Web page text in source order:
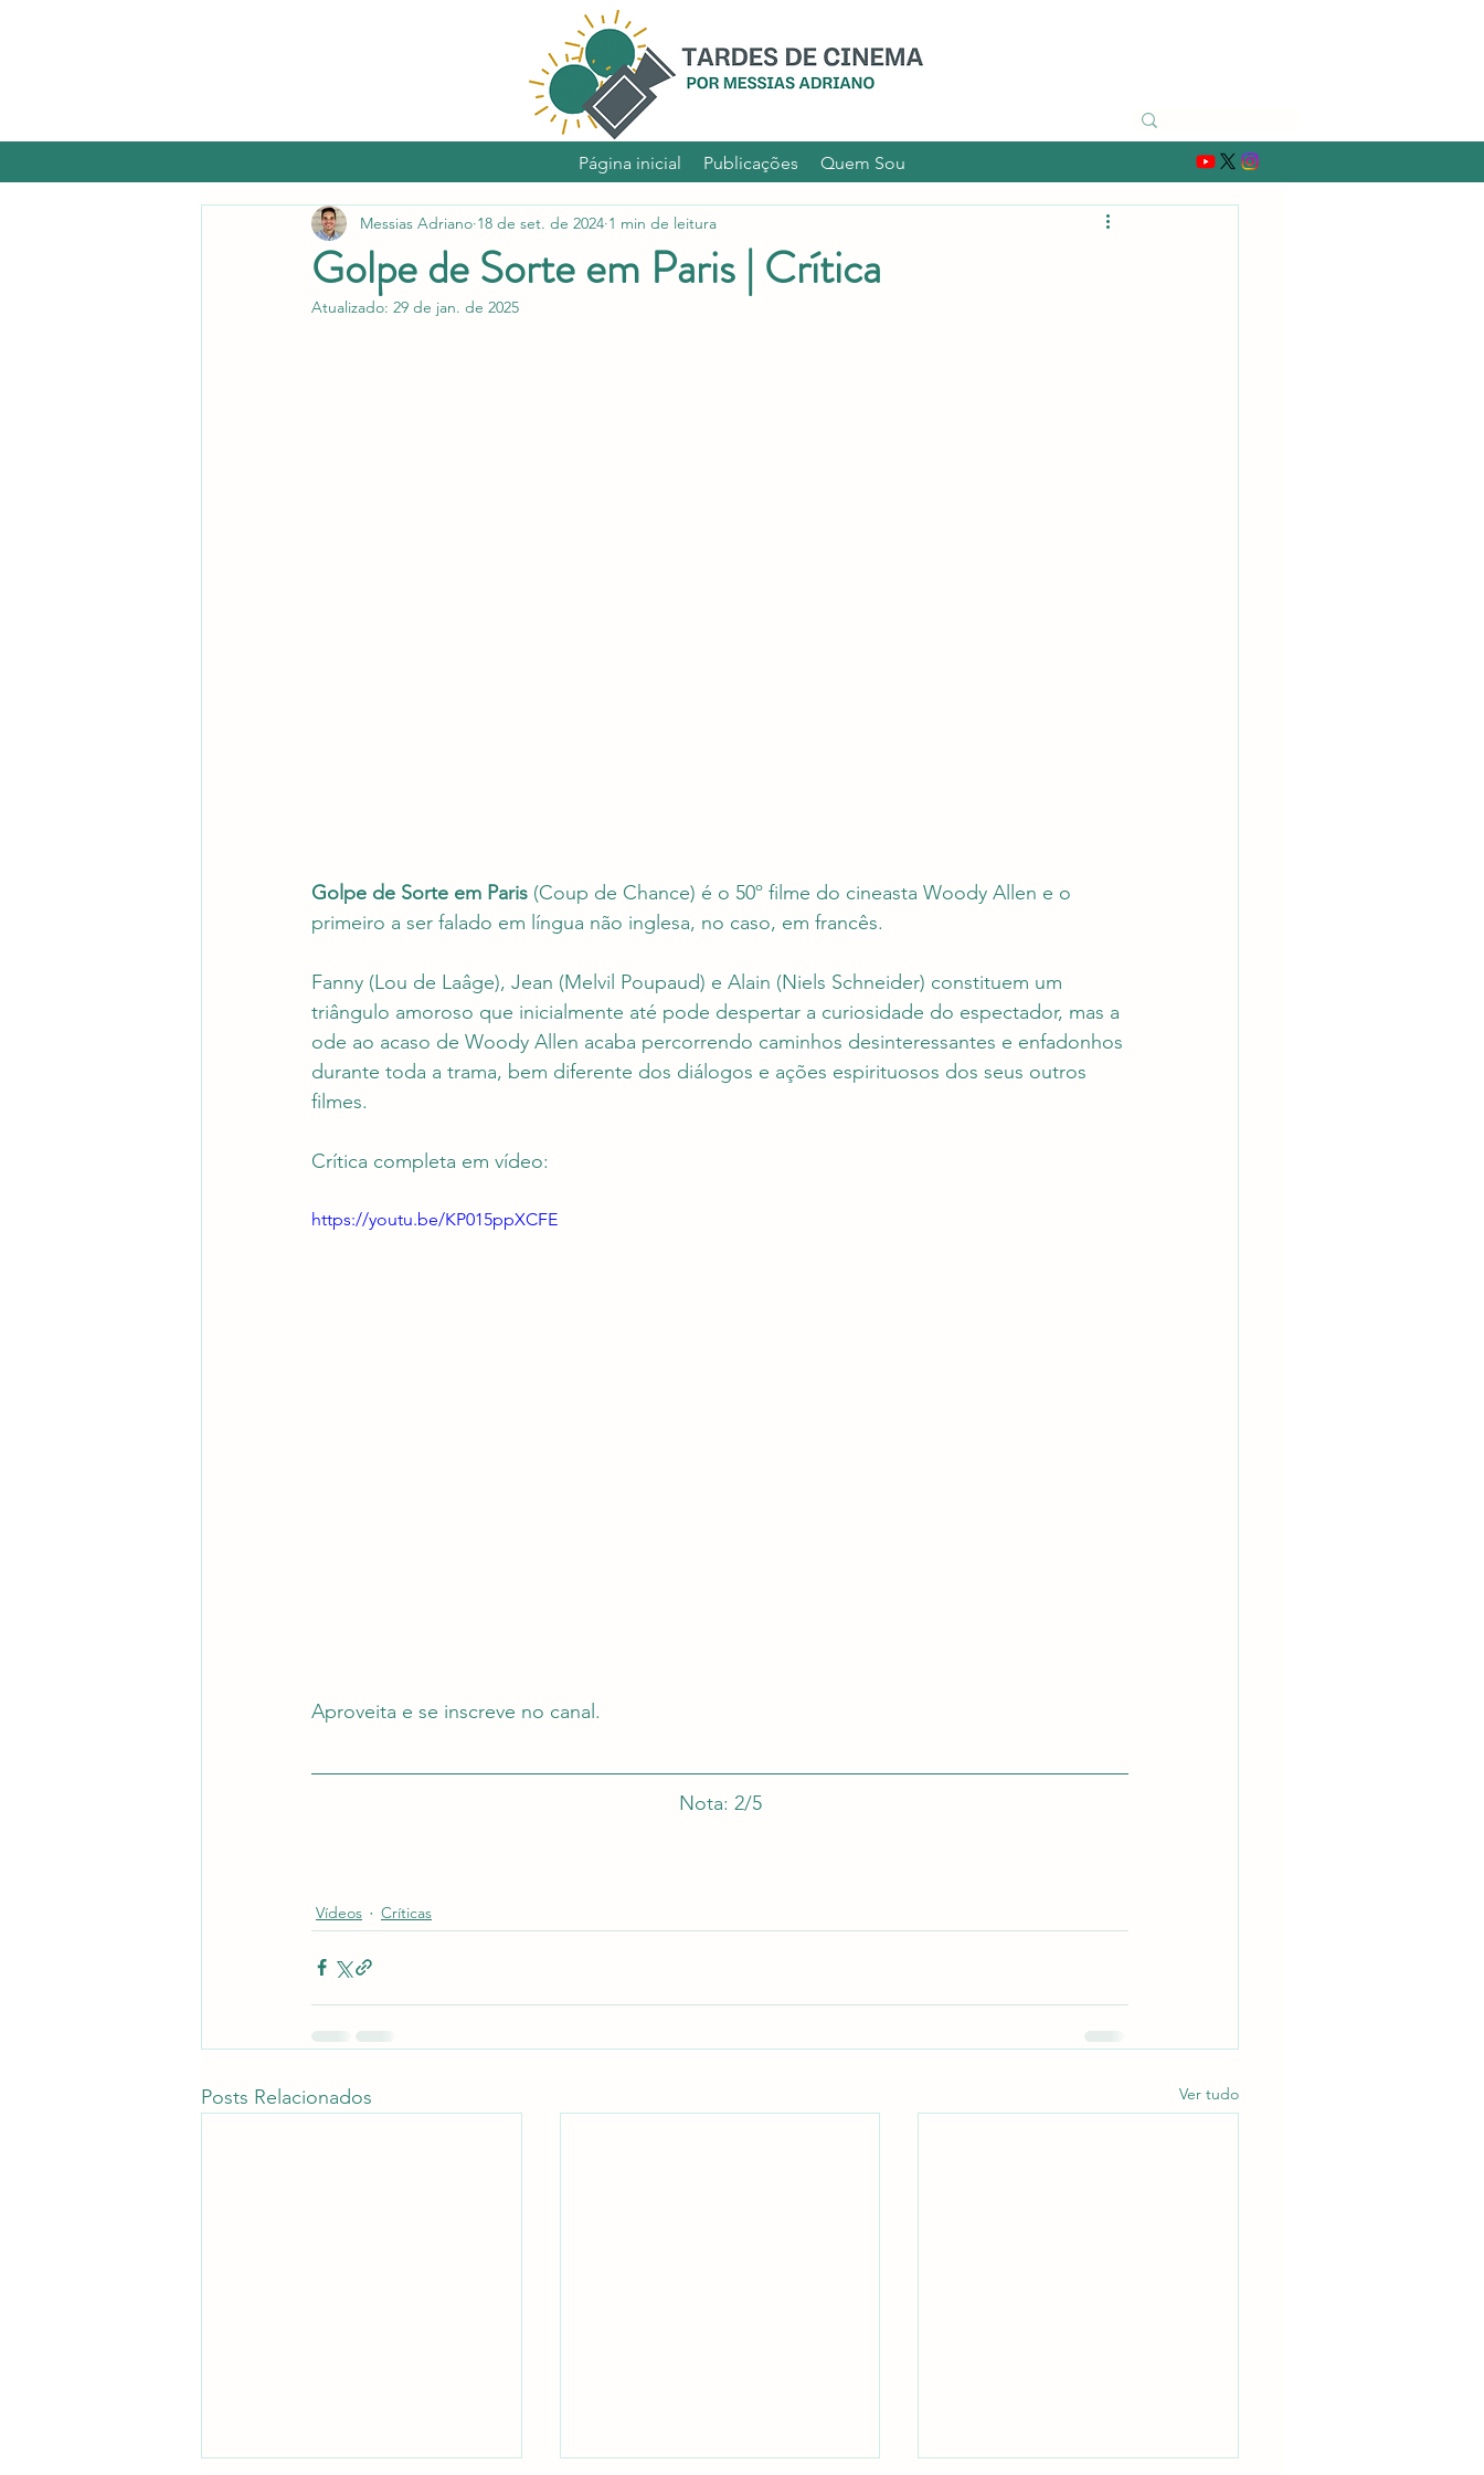
Página inicial Publicações Quem Sou
Golpe de Sorte em Paris | Crítica
Messias Adriano 18 de set. de 2024 1 min de leitura
Atualizado: 29 de jan. de 2025
Golpe de Sorte em Paris (Coup de Chance) é o 50º filme do cineasta Woody Allen e o
primeiro a ser falado em língua não inglesa, no caso, em francês.
Fanny (Lou de Laâge), Jean (Melvil Poupaud) e Alain (Niels Schneider) constituem um
triângulo amoroso que inicialmente até pode despertar a curiosidade do espectador, mas a
ode ao acaso de Woody Allen acaba percorrendo caminhos desinteressantes e enfadonhos
durante toda a trama, bem diferente dos diálogos e ações espirituosos dos seus outros
filmes.
Crítica completa em vídeo:
https://youtu.be/KP015ppXCFE
Aproveita e se inscreve no canal.
Nota: 2/5
Vídeos Críticas
Posts Relacionados Ver tudo